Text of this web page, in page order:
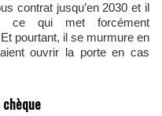
contrat jusqu’en 2030 et il
ce qui met forcément
pourtant, il se murmure en
ouvrir la porte en cas